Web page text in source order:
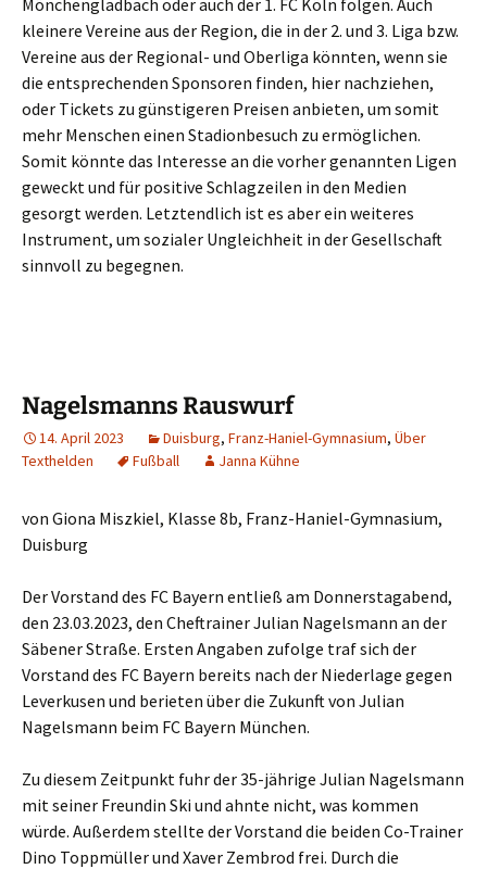
Mönchengladbach oder auch der 1. FC Köln folgen. Auch
kleinere Vereine aus der Region, die in der 2. und 3. Liga bzw.
Vereine aus der Regional- und Oberliga könnten, wenn sie
die entsprechenden Sponsoren finden, hier nachziehen,
oder Tickets zu günstigeren Preisen anbieten, um somit
mehr Menschen einen Stadionbesuch zu ermöglichen.
Somit könnte das Interesse an die vorher genannten Ligen
geweckt und für positive Schlagzeilen in den Medien
gesorgt werden. Letztendlich ist es aber ein weiteres
Instrument, um sozialer Ungleichheit in der Gesellschaft
sinnvoll zu begegnen.
Nagelsmanns Rauswurf
14. April 2023 Duisburg, Franz-Haniel-Gymnasium, Über
Texthelden
Fußball Janna Kühne
von Giona Miszkiel, Klasse 8b, Franz-Haniel-Gymnasium,
Duisburg
Der Vorstand des FC Bayern entließ am Donnerstagabend,
den 23.03.2023, den Cheftrainer Julian Nagelsmann an der
Säbener Straße. Ersten Angaben zufolge traf sich der
Vorstand des FC Bayern bereits nach der Niederlage gegen
Leverkusen und berieten über die Zukunft von Julian
Nagelsmann beim FC Bayern München.
Zu diesem Zeitpunkt fuhr der 35-jährige Julian Nagelsmann
mit seiner Freundin Ski und ahnte nicht, was kommen
würde. Außerdem stellte der Vorstand die beiden Co-Trainer
Dino Toppmüller und Xaver Zembrod frei. Durch die